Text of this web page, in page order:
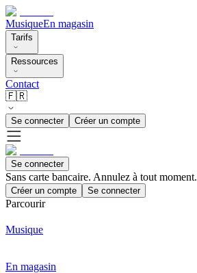
MusiqueEn magasin
Tarifs
Ressources
Contact
🇫🇷
Se connecter Créer un compte
Se connecter
Sans carte bancaire. Annulez à tout moment.
Créer un compte Se connecter
Parcourir
Musique
En magasin